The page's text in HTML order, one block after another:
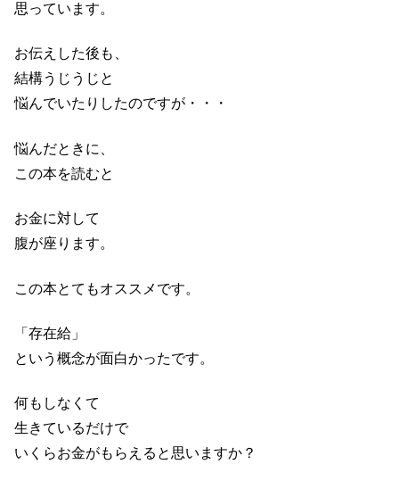
思っています。
お伝えした後も、
結構うじうじと
悩んでいたりしたのですが・・・
悩んだときに、
この本を読むと
お金に対して
腹が座ります。
この本とてもオススメです。
「存在給」
という概念が面白かったです。
何もしなくて
生きているだけで
いくらお金がもらえると思いますか？